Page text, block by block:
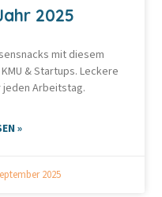
2025
mit diesem
& Startups. Leckere
jeden Arbeitstag.
»
2025